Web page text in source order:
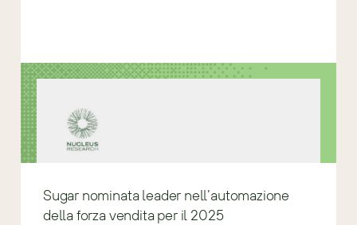
Sugar nominata leader nell’automazione
della forza vendita per il 2025